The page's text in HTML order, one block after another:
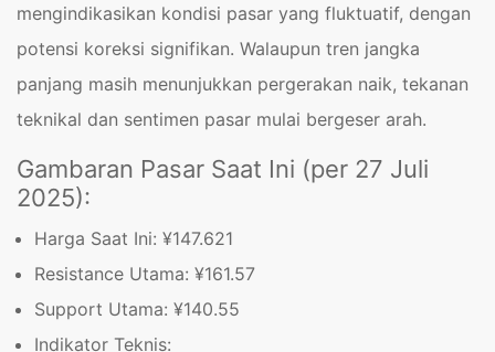
mengindikasikan kondisi pasar yang fluktuatif, dengan
potensi koreksi signifikan. Walaupun tren jangka
panjang masih menunjukkan pergerakan naik, tekanan
teknikal dan sentimen pasar mulai bergeser arah.
Gambaran Pasar Saat Ini (per 27 Juli
2025):
Harga Saat Ini: ¥147.621
Resistance Utama: ¥161.57
Support Utama: ¥140.55
Indikator Teknis: